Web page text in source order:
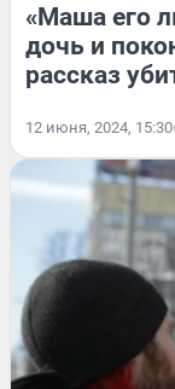
«Маша его
дочь и
рассказ
12 июня, 2024, 15:30